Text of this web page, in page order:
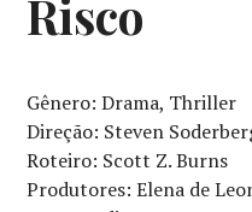
Risco
Gênero: Drama, Thriller
Direção: Steven
Roteiro: Scott Z. Burns
Produtores: Elena de